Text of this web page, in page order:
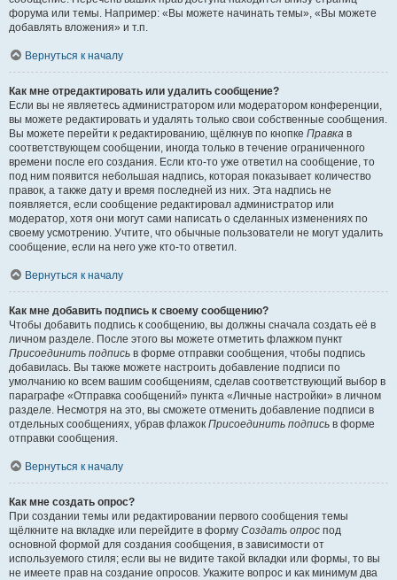
форума или темы. Например: «Вы можете начинать темы», «Вы можете
добавлять вложения» и т.п.
Вернуться к началу
Как мне отредактировать или удалить сообщение?
Если вы не являетесь администратором или модератором конференции,
вы можете редактировать и удалять только свои собственные сообщения.
Вы можете перейти к редактированию, щёлкнув по кнопке Правка в
соответствующем сообщении, иногда только в течение ограниченного
времени после его создания. Если кто-то уже ответил на сообщение, то
под ним появится небольшая надпись, которая показывает количество
правок, а также дату и время последней из них. Эта надпись не
появляется, если сообщение редактировал администратор или
модератор, хотя они могут сами написать о сделанных изменениях по
своему усмотрению. Учтите, что обычные пользователи не могут удалить
сообщение, если на него уже кто-то ответил.
Вернуться к началу
Как мне добавить подпись к своему сообщению?
Чтобы добавить подпись к сообщению, вы должны сначала создать её в
личном разделе. После этого вы можете отметить флажком пункт
Присоединить подпись в форме отправки сообщения, чтобы подпись
добавилась. Вы также можете настроить добавление подписи по
умолчанию ко всем вашим сообщениям, сделав соответствующий выбор в
параграфе «Отправка сообщений» пункта «Личные настройки» в личном
разделе. Несмотря на это, вы сможете отменить добавление подписи в
отдельных сообщениях, убрав флажок Присоединить подпись в форме
отправки сообщения.
Вернуться к началу
Как мне создать опрос?
При создании темы или редактировании первого сообщения темы
щёлкните на вкладке или перейдите в форму Создать опрос под
основной формой для создания сообщения, в зависимости от
используемого стиля; если вы не видите такой вкладки или формы, то вы
не имеете прав на создание опросов. Укажите вопрос и как минимум два